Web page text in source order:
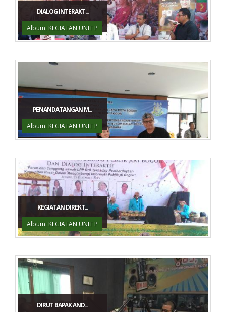
DIALOG INTERAKT...
Album: KEGIATAN UNIT P
PENANDATANGAN M...
Album: KEGIATAN UNIT P
KEGIATAN DIREKT...
Album: KEGIATAN UNIT P
DIRUT BAPAK AND...